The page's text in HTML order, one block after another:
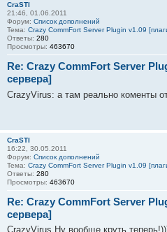
CraSTI
21:46, 01.06.2011
Форум: Список дополнений
Тема: Crazy CommFort Server Plugin v1.09
Ответы: 280
Просмотры: 463670
Re: Crazy CommFort Server
сервера]
CrazyVirus: а там реально коменты
CraSTI
16:22, 30.05.2011
Форум: Список дополнений
Тема: Crazy CommFort Server Plugin v1.09
Ответы: 280
Просмотры: 463670
Re: Crazy CommFort Server
сервера]
CrazyVirus Ну вообще круть